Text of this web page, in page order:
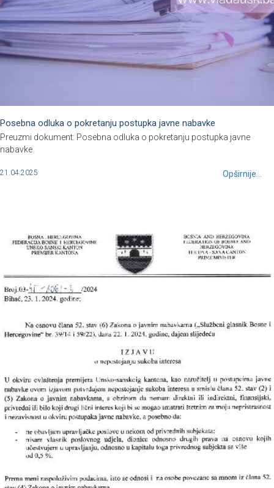
Posebna odluka o pokretanju postupka javne nabavke
Preuzmi dokument: Posebna odluka o pokretanju postupka javne
nabavke
21.04.2025 Opširnije...